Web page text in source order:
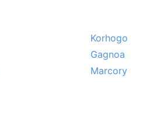
Korhogo
Gagnoa
Marcory